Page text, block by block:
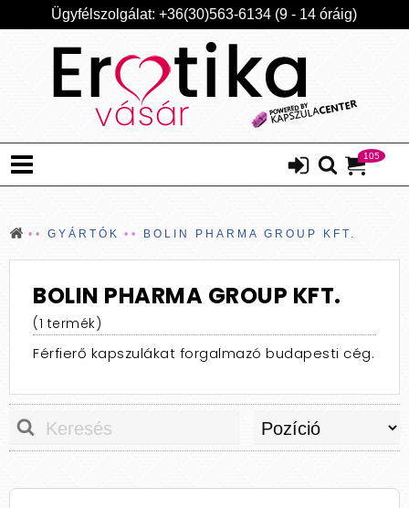
Ügyfélszolgálat: +36(30)563-6134 (9 - 14 óráig)
105
GYÁRTÓK BOLIN PHARMA GROUP KFT.
BOLIN PHARMA GROUP KFT.
(1 termék)
Férfierő kapszulákat forgalmazó budapesti cég.